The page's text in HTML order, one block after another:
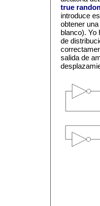
true
introduce
obtener
blanco). Yo
de
salida de